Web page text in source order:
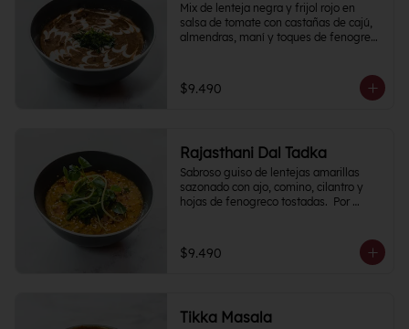
Mix de lenteja negra y frijol rojo en
salsa de tomate con castañas de cajú,
almendras, maní y toques de fenogreco
$9.490
Rajasthani Dal Tadka
Sabroso guiso de lentejas amarillas
sazonado con ajo, comino, cilantro y
hojas de fenogreco tostadas.  Por
$9.490
Tikka Masala